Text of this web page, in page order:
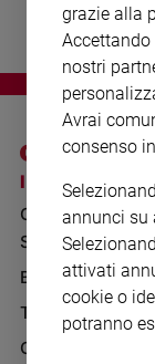
giorno
giorno
Società
e
valori
Ambiente
Creato
Volontariato
I SITI SAN
GRUPPO
SAN PAOLO
BENESSERE
TELENOVA
GAZZETTA
grazie alla
nostri
Avrai
consenso
annunci su
attivati
cookie o
potranno